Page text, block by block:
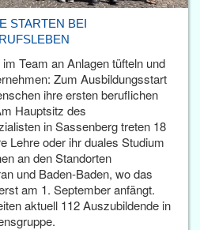
STARTEN BEI
Team an Anlagen tüfteln und
Zum Ausbildungsstart
ihre ersten beruflichen
Hauptsitz des
in Sassenberg treten 18
Lehre oder ihr duales Studium
an den Standorten
und Baden-Baden, wo das
am 1. September anfängt.
aktuell 112 Auszubildende in